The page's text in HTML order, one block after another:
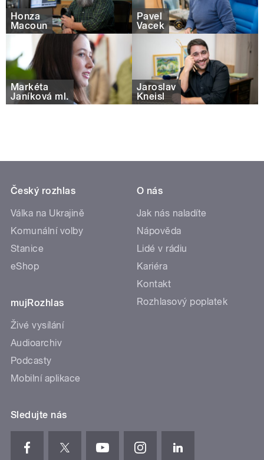
Honza
Macoun
Pavel
Vacek
Markéta
Janíková ml.
Jaroslav
Kneisl
Český rozhlas
Válka na Ukrajině
Komunální volby
Stanice
eShop
mujRozhlas
Živé vysílání
Audioarchiv
Podcasty
Mobilní aplikace
O nás
Jak nás naladíte
Nápověda
Lidé v rádiu
Kariéra
Kontakt
Rozhlasový poplatek
Sledujte nás